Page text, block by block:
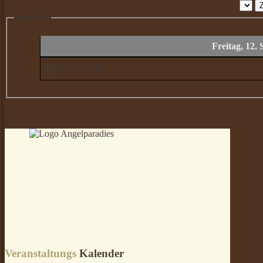
Events für
Freitag, 12.
Keine Termine
Veranstaltungs Kalender